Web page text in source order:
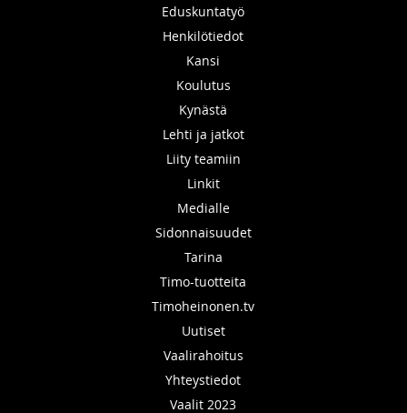
Eduskuntatyö
Henkilötiedot
Kansi
Koulutus
Kynästä
Lehti ja jatkot
Liity teamiin
Linkit
Medialle
Sidonnaisuudet
Tarina
Timo-tuotteita
Timoheinonen.tv
Uutiset
Vaalirahoitus
Yhteystiedot
Vaalit 2023